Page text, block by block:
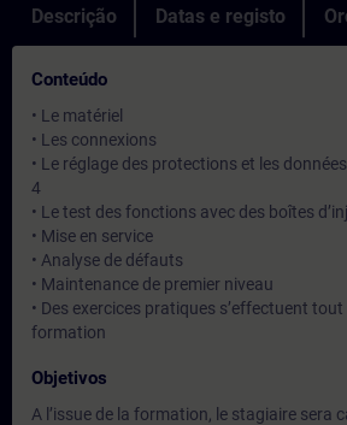
Descrição Datas e registo
Conteúdo
• Le matériel
• Les connexions
• Le réglage des protections et les
4
• Le test des fonctions avec des boîtes
• Mise en service
• Analyse de défauts
• Maintenance de premier niveau
• Des exercices pratiques s’effectuent
formation
Objetivos
A l’issue de la formation, le stagiaire sera